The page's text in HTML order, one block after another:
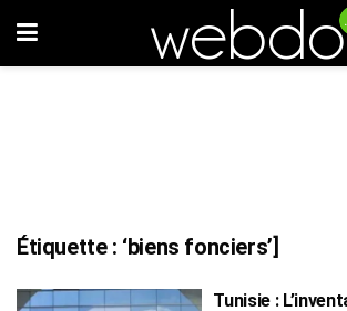
Étiquette : ‘biens fonciers’]
Tunisie :